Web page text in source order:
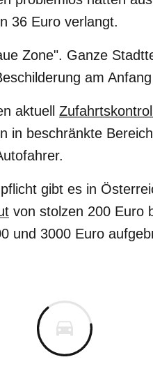
36 Euro verlangt.
Zone". Ganze
am
aktuell
in beschränkte
gibt es in
von stolzen 200 Euro
und 3000 Euro